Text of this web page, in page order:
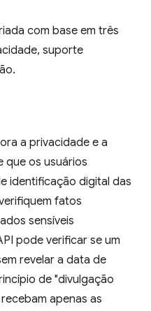
com base em três
suporte
a privacidade e a
que os usuários
identificação digital das
fatos
sensíveis
pode verificar se um
revelar a data de
de "divulgação
apenas as